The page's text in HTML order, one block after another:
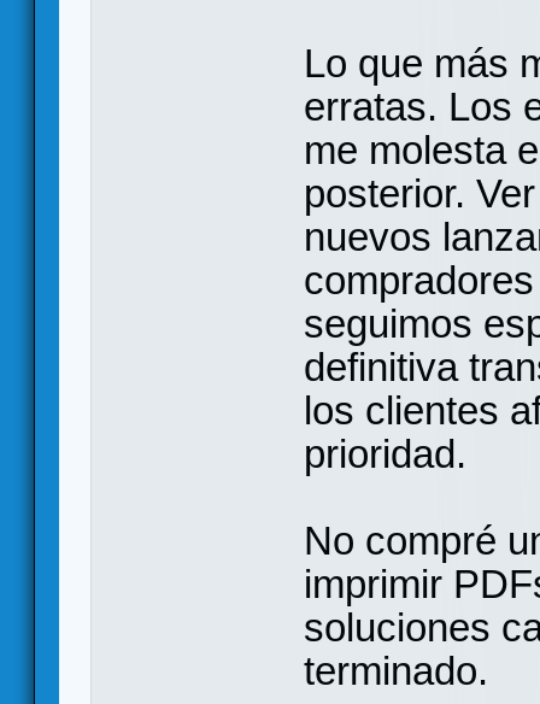
Lo que más
erratas. Los
me molesta
posterior.
nuevos
seguimos
definitiva
los clientes
prioridad.
No compré
imprimir
soluciones
terminado.